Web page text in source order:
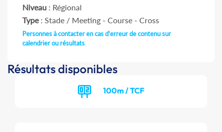
Niveau : Régional
Type: Stade / Meeting - Course - Cross
Personnes à contacter en cas d'erreur de contenu sur
calendrier ou résultats
Résultats disponibles
100m / TCF